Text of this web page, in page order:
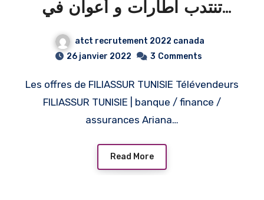
تنتدب اطارات و أعوان في
عديد الإختصاصات /
FILIASSUR TUNISIE
pour 2022
atct recrutement 2022 canada
26 janvier 2022
3 Comments
Les offres de FILIASSUR TUNISIE Télévendeurs
FILIASSUR TUNISIE | banque / finance /
assurances Ariana…
Read More